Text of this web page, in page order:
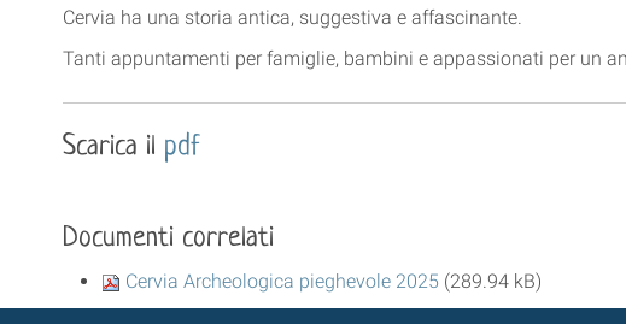
Cervia ha una storia antica, suggestiva e affascinante.
Tanti appuntamenti per famiglie, bambini e appassionati per un
Scarica il pdf
Documenti correlati
Cervia Archeologica pieghevole 2025 (289.94 kB)